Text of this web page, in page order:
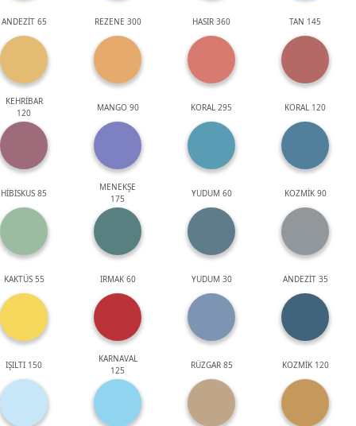
ANDEZİT 65 REZENE 300 HASIR 360 TAN 145
KEHRİBAR
120
MANGO 90 KORAL 295 KORAL 120
HİBİSKUS 85
MENEKŞE
175
YUDUM 60 KOZMİK 90
KAKTÜS 55 IRMAK 60 YUDUM 30 ANDEZİT 35
IŞILTI 150
KARNAVAL
125
RÜZGAR 85 KOZMİK 120